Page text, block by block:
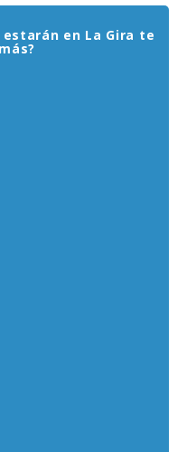
en La Gira te